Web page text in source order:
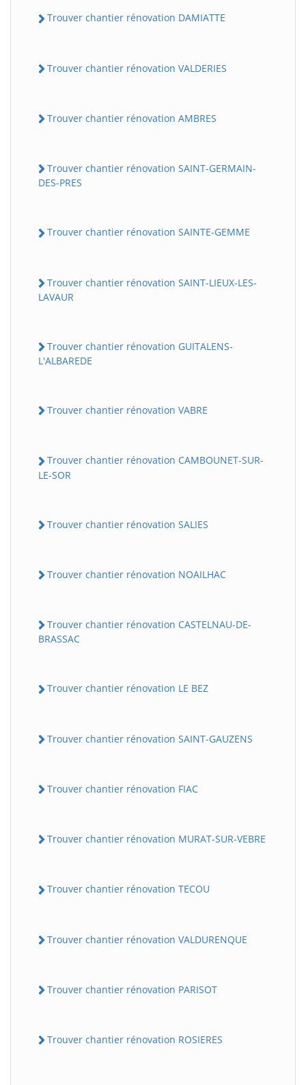
Trouver chantier rénovation DAMIATTE
Trouver chantier rénovation VALDERIES
Trouver chantier rénovation AMBRES
Trouver chantier rénovation SAINT-GERMAIN-
DES-PRES
Trouver chantier rénovation SAINTE-GEMME
Trouver chantier rénovation SAINT-LIEUX-LES-
LAVAUR
Trouver chantier rénovation GUITALENS-
L'ALBAREDE
Trouver chantier rénovation VABRE
Trouver chantier rénovation CAMBOUNET-SUR-
LE-SOR
Trouver chantier rénovation SALIES
Trouver chantier rénovation NOAILHAC
Trouver chantier rénovation CASTELNAU-DE-
BRASSAC
Trouver chantier rénovation LE BEZ
Trouver chantier rénovation SAINT-GAUZENS
Trouver chantier rénovation FIAC
Trouver chantier rénovation MURAT-SUR-VEBRE
Trouver chantier rénovation TECOU
Trouver chantier rénovation VALDURENQUE
Trouver chantier rénovation PARISOT
Trouver chantier rénovation ROSIERES
B BatiWebPro